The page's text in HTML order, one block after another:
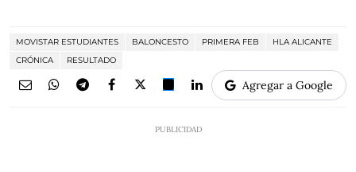
MOVISTAR ESTUDIANTES BALONCESTO PRIMERA FEB
HLA ALICANTE
CRÓNICA
RESULTADO
Agregar a Google